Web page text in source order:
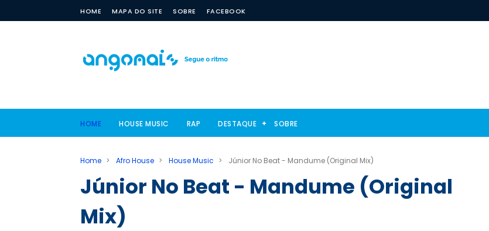
HOME MAPA DO SITE SOBRE FACEBOOK
HOME HOUSE MUSIC RAP DESTAQUE SOBRE
Home > Afro House > House Music > Júnior No Beat - Mandume (Original Mix)
Júnior No Beat - Mandume (Original
Mix)